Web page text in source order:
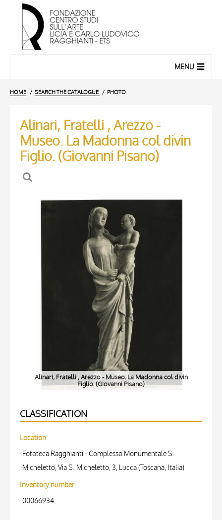
MENU
HOME SEARCH THE CATALOGUE PHOTO
Alinari, Fratelli , Arezzo -
Museo. La Madonna col divin
Figlio. (Giovanni Pisano)
Alinari, Fratelli , Arezzo - Museo. La Madonna col divin
Figlio. (Giovanni Pisano)
CLASSIFICATION
Location
Fototeca Ragghianti - Complesso Monumentale S.
Micheletto, Via S. Micheletto, 3, Lucca (Toscana, Italia)
Inventory number
00066934